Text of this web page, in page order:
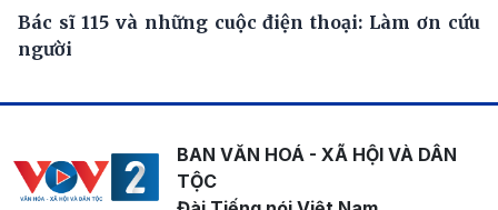
Bác sĩ 115 và những cuộc điện thoại: Làm ơn cứu
người
BAN VĂN HOÁ - XÃ HỘI VÀ DÂN
TỘC